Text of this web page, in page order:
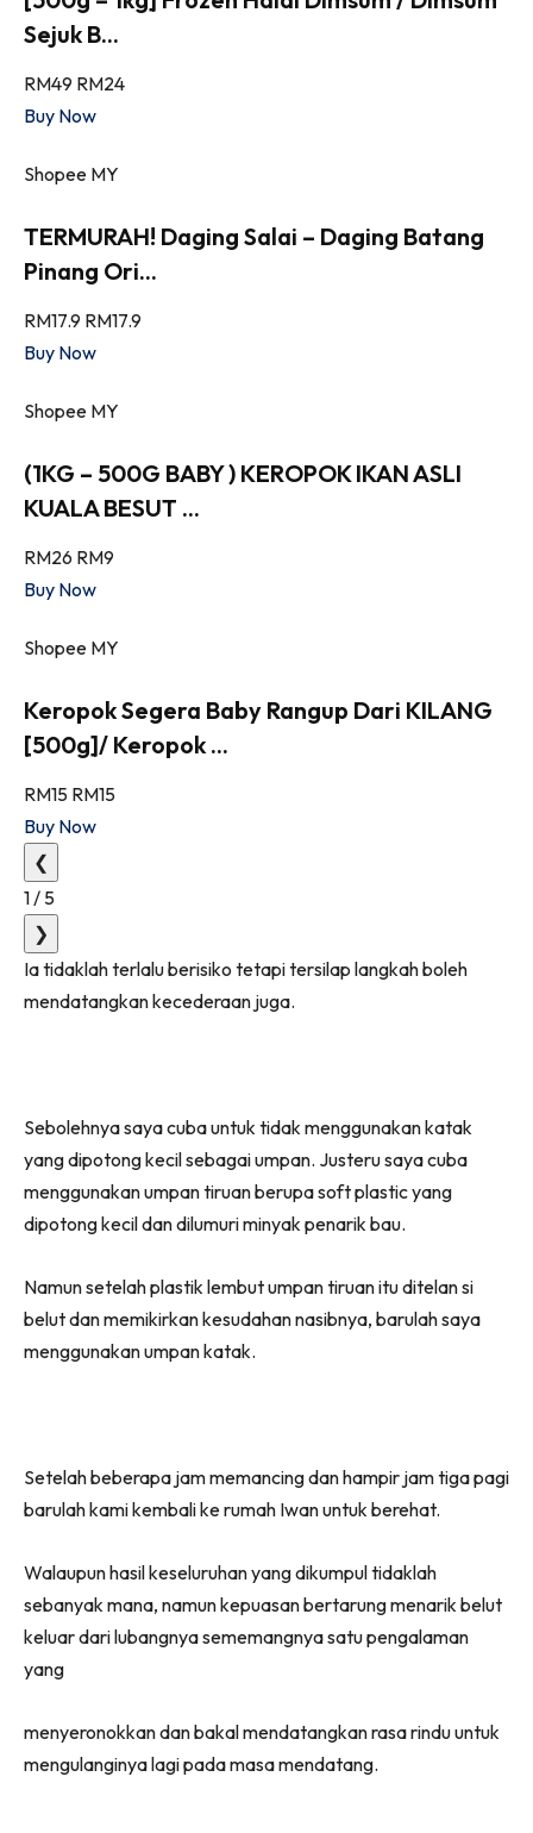
Sejuk B...
RM49 RM24
Buy Now
Shopee MY
TERMURAH! Daging Salai – Daging Batang
Pinang Ori...
RM17.9 RM17.9
Buy Now
Shopee MY
(1KG – 500G BABY ) KEROPOK IKAN ASLI
KUALA BESUT ...
RM26 RM9
Buy Now
Shopee MY
Keropok Segera Baby Rangup Dari KILANG
[500g]/ Keropok ...
RM15 RM15
Buy Now
❮
1 / 5
❯
Ia tidaklah terlalu berisiko tetapi tersilap langkah boleh
mendatangkan kecederaan juga.
Sebolehnya saya cuba untuk tidak menggunakan katak
yang dipotong kecil sebagai umpan. Justeru saya cuba
menggunakan umpan tiruan berupa soft plastic yang
dipotong kecil dan dilumuri minyak penarik bau.
Namun setelah plastik lembut umpan tiruan itu ditelan si
belut dan memikirkan kesudahan nasibnya, barulah saya
menggunakan umpan katak.
Setelah beberapa jam memancing dan hampir jam tiga pagi
barulah kami kembali ke rumah Iwan untuk berehat.
Walaupun hasil keseluruhan yang dikumpul tidaklah
sebanyak mana, namun kepuasan bertarung menarik belut
keluar dari lubangnya sememangnya satu pengalaman
yang
menyeronokkan dan bakal mendatangkan rasa rindu untuk
mengulanginya lagi pada masa mendatang.